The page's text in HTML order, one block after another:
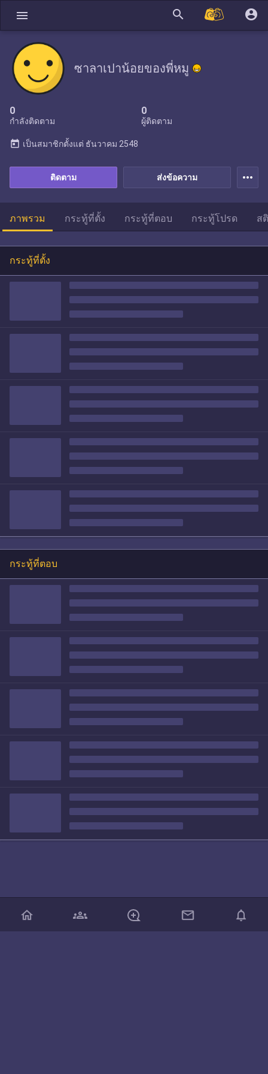
menu search account_circle
ซาลาเปาน้อยของพี่หมู
0
กำลังติดตาม
0
ผู้ติดตาม
ส่งข้อความ
ติดตาม
today เป็นสมาชิกตั้งแต่ ธันวาคม 2548
more_horiz
ภาพรวม กระทู้ที่ตั้ง กระทู้ที่ตอบ กระทู้โปรด ส
กระทู้ที่ตั้ง
กระทู้ที่ตอบ